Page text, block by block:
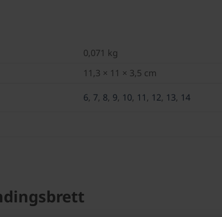
0,071 kg
11,3 × 11 × 3,5 cm
6, 7, 8, 9, 10, 11 , 12, 13, 14